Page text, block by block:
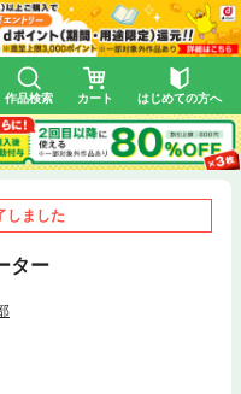
作品検索 カート はじめての方へ
しました
ター